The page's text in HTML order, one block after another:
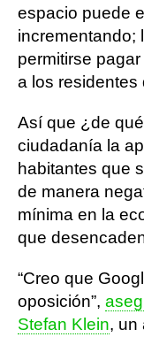
espacio puede
incrementando;
permitirse
a los residentes
Así que ¿de
ciudadanía la
habitantes que
de manera
mínima en la
que
“Creo que
oposición”,
Stefan Klein, un